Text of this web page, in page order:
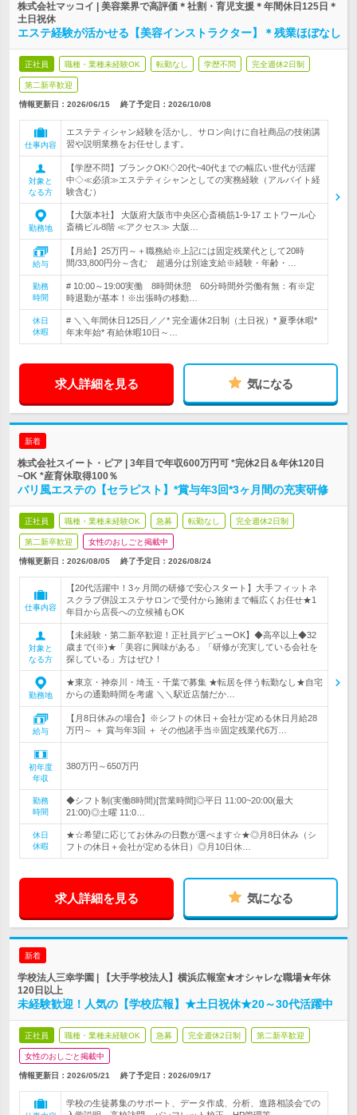
株式会社マッコイ | 美容業界で高評価＊社割・育児支援＊年間休日125日＊
土日祝休
エステ経験が活かせる【美容インストラクター】＊残業ほぼなし
正社員 職種・業種未経験OK 転勤なし 学歴不問 完全週休2日制
第二新卒歓迎
情報更新日：2026/06/15 終了予定日： 2026/10/08
仕事内容
エステティシャン経験を活かし、サロン向けに自社商品の技術講
習や説明業務をお任せします。
対象と
なる方
【学歴不問】ブランクOK!◇20代~40代までの幅広い世代が活躍
中◇≪必須≫エステティシャンとしての実務経験（アルバイト経
験含む）
勤務地
【大阪本社】 大阪府大阪市中央区心斎橋筋1-9-17 エトワール心
斎橋ビル8階 ≪アクセス≫ 大阪…
給与
【月給】25万円～＋職務給※上記には固定残業代として20時
間/33,800円分～含む 超過分は別途支給※経験・年齢・…
勤務
時間
# 10:00～19:00実働 8時間休憩 60分時間外労働有無：有※定
時退勤が基本！※出張時の移動…
休日
休暇
# ＼＼年間休日125日／／* 完全週休2日制（土日祝）* 夏季休暇*
年末年始* 有給休暇10日～…
求人詳細を見る 気になる
新着
株式会社スイート・ピア | 3年目で年収600万円可 *完休2日＆年休120日
~OK *産育休取得100％
バリ風エステの【セラピスト】*賞与年3回*3ヶ月間の充実研修
正社員 職種・業種未経験OK 急募 転勤なし 完全週休2日制
第二新卒歓迎 女性のおしごと掲載中
情報更新日：2026/08/05 終了予定日： 2026/08/24
仕事内容
【20代活躍中！3ヶ月間の研修で安心スタート】大手フィットネ
スクラブ併設エステサロンで受付から施術まで幅広くお任せ★1
年目から店長への立候補もOK
対象と
なる方
【未経験・第二新卒歓迎！正社員デビューOK】◆高卒以上◆32
歳まで(※)★「美容に興味がある」「研修が充実している会社を
探している」方はぜひ！
勤務地
★東京・神奈川・埼玉・千葉で募集 ★転居を伴う転勤なし★自宅
からの通勤時間を考慮 ＼＼駅近店舗だか…
給与
【月8日休みの場合】※シフトの休日＋会社が定める休日月給28
万円～ ＋ 賞与年3回 ＋ その他諸手当※固定残業代6万…
初年度
年収
380万円～650万円
勤務
時間
◆シフト制(実働8時間)[営業時間]◎平日 11:00~20:00(最大
21:00)◎土曜 11:0…
休日
休暇
★☆希望に応じてお休みの日数が選べます☆★◎月8日休み（シ
フトの休日＋会社が定める休日）◎月10日休…
求人詳細を見る 気になる
新着
学校法人三幸学園 | 【大手学校法人】横浜広報室★オシャレな職場★年休
120日以上
未経験歓迎！人気の【学校広報】★土日祝休★20～30代活躍中
正社員 職種・業種未経験OK 急募 完全週休2日制 第二新卒歓迎
女性のおしごと掲載中
情報更新日：2026/05/21 終了予定日： 2026/09/17
学校の生徒募集のサポート、データ作成、分析、進路相談会での